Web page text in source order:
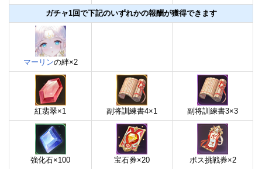
ガチャ1回で下記のいずれかの報酬が獲得できます
マーリンの絆×2
紅翡翠×1 副将訓練書4×1 副将訓練書3×3
強化石×100 宝石券×20 ボス挑戦券×2